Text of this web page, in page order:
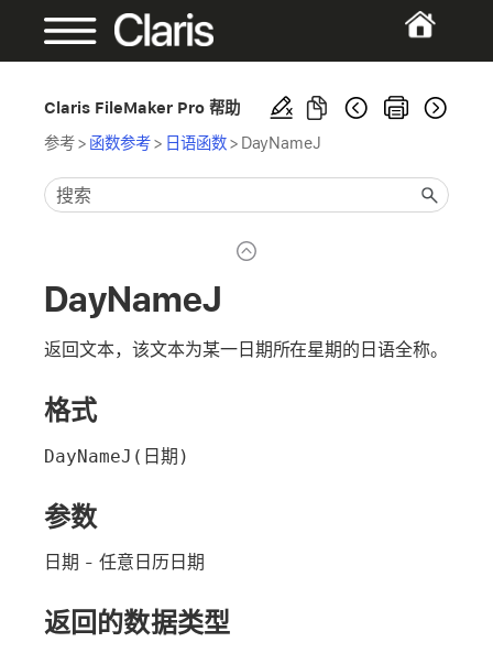
Claris FileMaker Pro 帮助
参考> 函数参考> 日语函数 > DayNameJ
DayNameJ
返回文本，该文本为某一日期所在星期的日语全称。
格式
DayNameJ(日期)
参数
日期 - 任意日历日期
返回的数据类型